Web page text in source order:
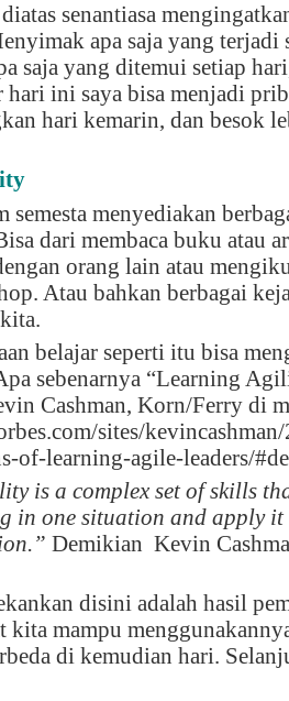
senantiasa
apa saja yang terjadi
saja yang ditemui setiap
hari ini saya bisa menjadi
hari kemarin, dan besok
semesta menyediakan
dari membaca buku atau
orang lain atau
Atau bahkan berbagai
belajar seperti itu bisa
sebenarnya “Learning
Cashman, Korn/Ferry di
sites/
of-learning-agile-leaders/
is a complex set of skills
in one situation and apply it
Demikian Kevin
disini adalah hasil
kita mampu
di kemudian hari.